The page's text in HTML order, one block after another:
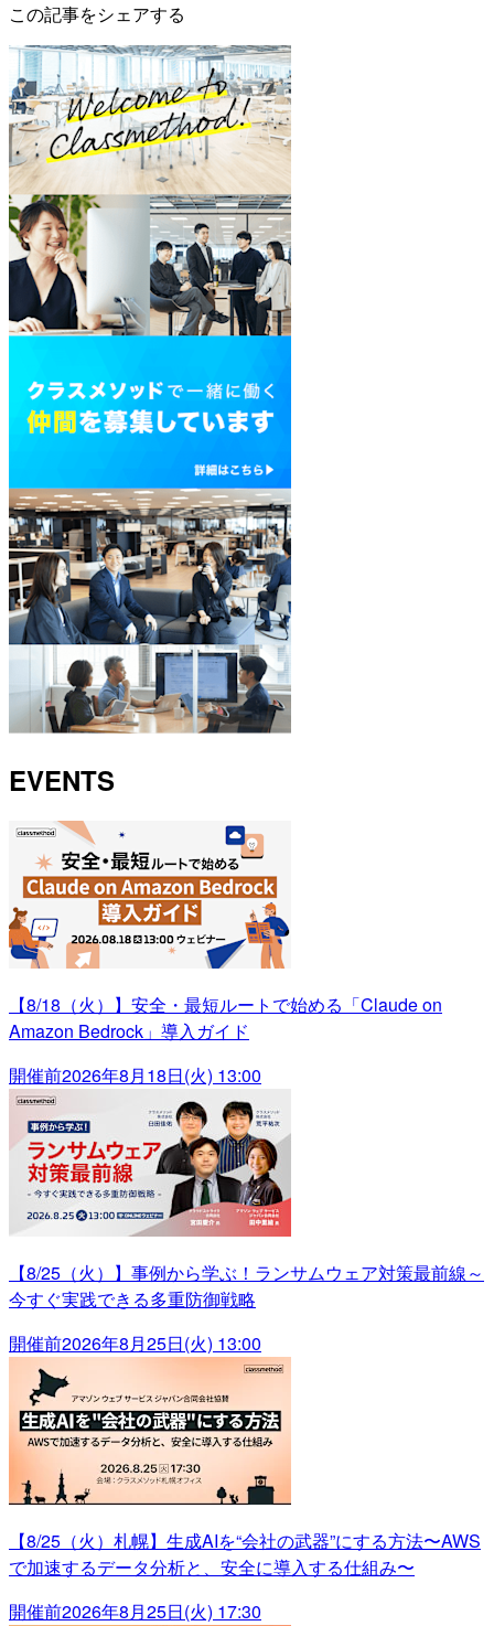
この記事をシェアする
EVENTS
【8/18（火）】安全・最短ルートで始める「Claude on
Amazon Bedrock」導入ガイド
開催前2026年8月18日(火) 13:00
【8/25（火）】事例から学ぶ！ランサムウェア対策最前線～
今すぐ実践できる多重防御戦略
開催前2026年8月25日(火) 13:00
【8/25（火）札幌】生成AIを“会社の武器”にする方法〜AWS
で加速するデータ分析と、安全に導入する仕組み〜
開催前2026年8月25日(火) 17:30